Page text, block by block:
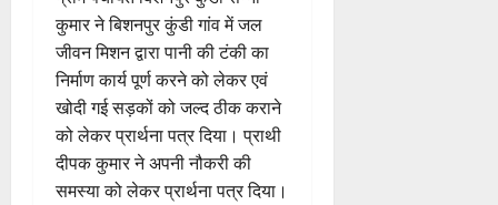
कुमार ने बिशनपुर कुंडी गांव में जल
जीवन मिशन द्वारा पानी की टंकी का
निर्माण कार्य पूर्ण करने को लेकर एवं
खोदी गई सड़कों को जल्द ठीक कराने
को लेकर प्रार्थना पत्र दिया। प्राथी
दीपक कुमार ने अपनी नौकरी की
समस्या को लेकर प्रार्थना पत्र दिया।